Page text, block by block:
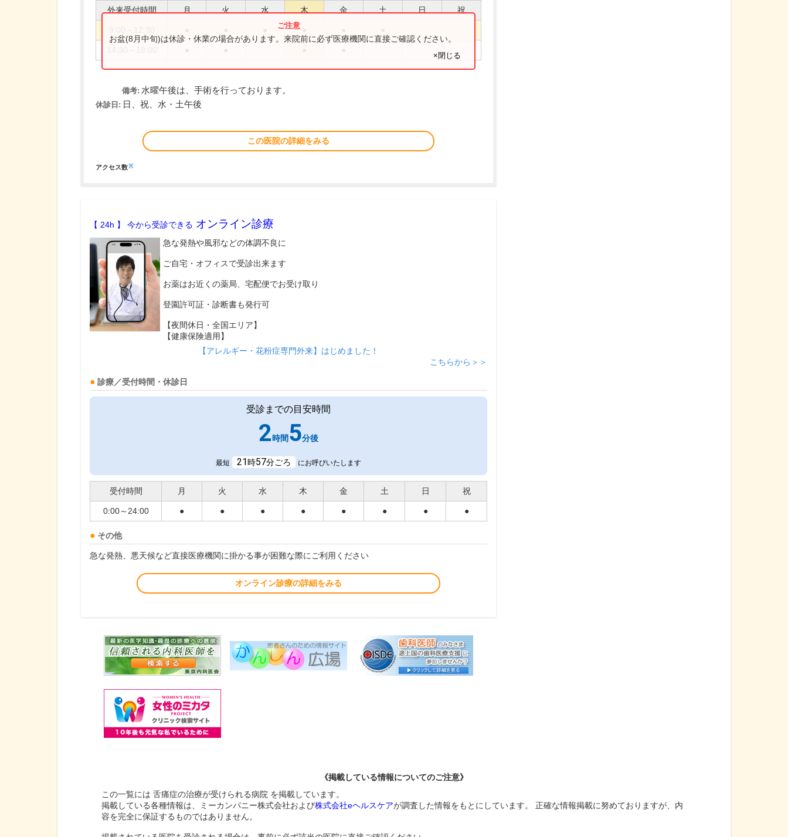
外来受付時間 月 火 水 木 金 土 日 祝
お盆(8月中旬)は休診・休業の場合があります。来院前に必ず医療機関に直接ご確認ください。
×閉じる
備考: 水曜午後は、手術を行っております。
休診日: 日、祝、水・土午後
この医院の詳細をみる
アクセス数※
【 24h 】 今から受診できる オンライン診療
急な発熱や風邪などの体調不良に
ご自宅・オフィスで受診出来ます
お薬はお近くの薬局、宅配便でお受け取り
登園許可証・診断書も発行可
【夜間休日・全国エリア】
【健康保険適用】
【アレルギー・花粉症専門外来】はじめました！
こちらから＞＞
診療／受付時間・休診日
受診までの目安時間
2時間 5分後
最短 21時57分ごろ にお呼びいたします
受付時間 月 火 水 木 金 土 日 祝
0:00～24:00 ● ● ● ● ● ● ● ●
その他
急な発熱、悪天候など直接医療機関に掛かる事が困難な際にご利用ください
オンライン診療の詳細をみる
《掲載している情報についてのご注意》
この一覧には 舌痛症の治療が受けられる病院 を掲載しています。
掲載している各種情報は、ミーカンパニー株式会社および株式会社eヘルスケアが調査した情報をもとにしています。 正確な情報掲載に努めておりますが、内
容を完全に保証するものではありません。